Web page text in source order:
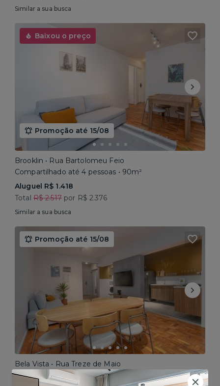
Similar a sua busca
Baixou o preço
Promoção até 15/08
Brooklin • Rua Bartolomeu Feio
Compartilhado até 4 pessoas • 90m²
Aluguel R$ 1.418
Total R$ 2.517por R$ 2.376
Similar a sua busca
Promoção até 15/08
Bela Vista • Rua Treze de Maio
Compartilhado até 5 pessoas • 160m²